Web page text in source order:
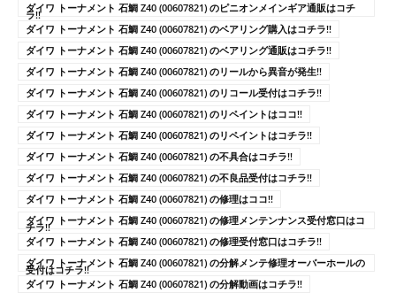
ダイワ トーナメント 石鯛 Z40 (00607821) のピニオンメインギア通販はコチ
ラ!!
ダイワ トーナメント 石鯛 Z40 (00607821) のベアリング購入はコチラ!!
ダイワ トーナメント 石鯛 Z40 (00607821) のベアリング通販はコチラ!!
ダイワ トーナメント 石鯛 Z40 (00607821) のリールから異音が発生!!
ダイワ トーナメント 石鯛 Z40 (00607821) のリコール受付はコチラ!!
ダイワ トーナメント 石鯛 Z40 (00607821) のリペイントはココ!!
ダイワ トーナメント 石鯛 Z40 (00607821) のリペイントはコチラ!!
ダイワ トーナメント 石鯛 Z40 (00607821) の不具合はコチラ!!
ダイワ トーナメント 石鯛 Z40 (00607821) の不良品受付はコチラ!!
ダイワ トーナメント 石鯛 Z40 (00607821) の修理はココ!!
ダイワ トーナメント 石鯛 Z40 (00607821) の修理メンテンナンス受付窓口はコ
チラ!!
ダイワ トーナメント 石鯛 Z40 (00607821) の修理受付窓口はコチラ!!
ダイワ トーナメント 石鯛 Z40 (00607821) の分解メンテ修理オーバーホールの
受付はコチラ!!
ダイワ トーナメント 石鯛 Z40 (00607821) の分解動画はコチラ!!